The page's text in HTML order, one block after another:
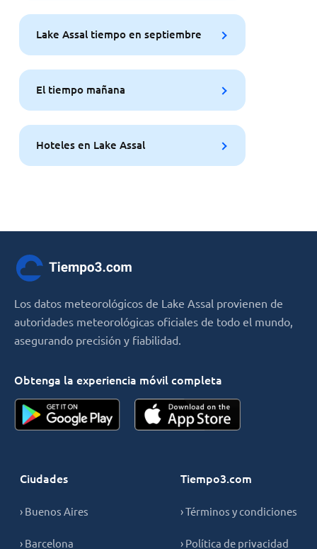
Lake Assal tiempo en septiembre
El tiempo mañana
Hoteles en Lake Assal
Los datos meteorológicos de Lake Assal provienen de
autoridades meteorológicas oficiales de todo el mundo,
asegurando precisión y fiabilidad.
Obtenga la experiencia móvil completa
Ciudades
› Buenos Aires
› Barcelona
Tiempo3.com
› Términos y condiciones
› Política de privacidad